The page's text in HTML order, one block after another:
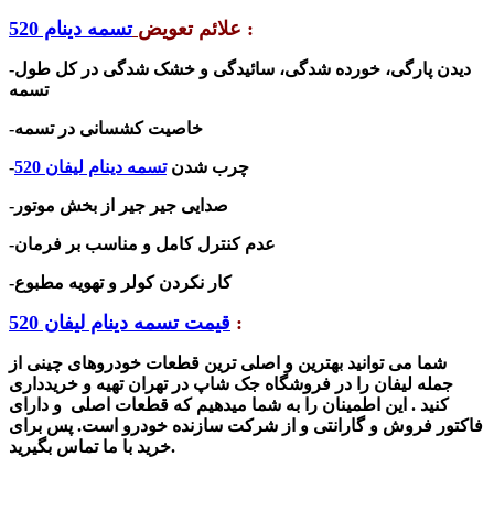
علائم تعویض تسمه دینام 520 :
-دیدن پارگی، خورده شدگی، سائیدگی و خشک شدگی در کل طول
تسمه
-خاصیت کشسانی در تسمه
-چرب شدنتسمه دینام لیفان 520
-صدایی جیر جیر از بخش موتور
-عدم کنترل کامل و مناسب بر فرمان
-کار نکردن کولر و تهویه مطبوع
قیمت تسمه دینام لیفان 520 :
شما می توانید بهترین و اصلی ترین قطعات خودروهای چینی از
جمله لیفان را در فروشگاه جک شاپ در تهران تهیه و خریدداری
کنید . این اطمینان را به شما میدهیم که قطعات اصلی و دارای
فاکتور فروش و گارانتی و از شرکت سازنده خودرو است. پس برای
خرید با ما تماس بگیرید.